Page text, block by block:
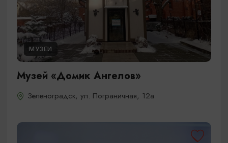
МУЗЕИ
Музей «Домик Ангелов»
Зеленоградск, ул. Пограничная, 12а